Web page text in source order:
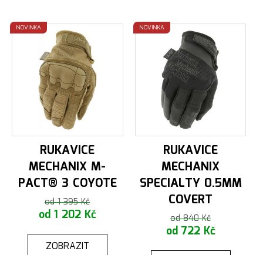
NOVINKA
RUKAVICE
MECHANIX M-
PACT® 3 COYOTE
od 1 395 Kč
od 1 202 Kč
ZOBRAZIT
NOVINKA
RUKAVICE
MECHANIX
SPECIALTY 0.5MM
COVERT
od 840 Kč
od 722 Kč